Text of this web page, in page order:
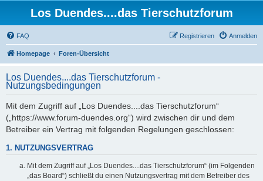
Los Duendes....das Tierschutzforum
FAQ Anmelden
Registrieren
Homepage Foren-Übersicht
Los Duendes....das Tierschutzforum -
Nutzungsbedingungen
Mit dem Zugriff auf „Los Duendes....das Tierschutzforum“
(„https://www.forum-duendes.org“) wird zwischen dir und dem
Betreiber ein Vertrag mit folgenden Regelungen geschlossen:
1. NUTZUNGSVERTRAG
Mit dem Zugriff auf „Los Duendes....das Tierschutzforum“ (im Folgenden
„das Board“) schließt du einen Nutzungsvertrag mit dem Betreiber des